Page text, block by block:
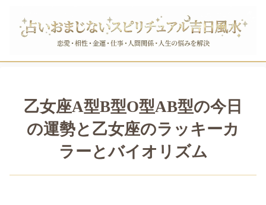
乙女座A型B型O型AB型の今日
の運勢と乙女座のラッキーカ
ラーとバイオリズム